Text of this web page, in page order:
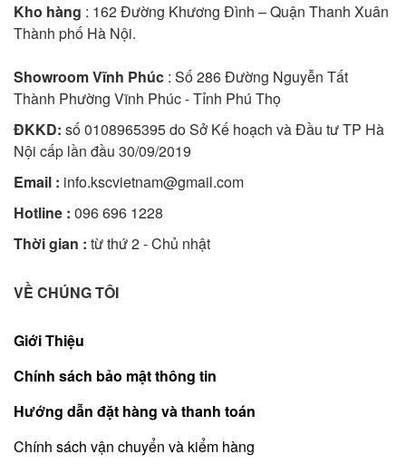
Kho hàng : 162 Đường Khương Đình – Quận Thanh Xuân
Thành phố Hà Nội.
Showroom Vĩnh Phúc : Số 286 Đường Nguyễn Tất
Thành Phường Vĩnh Phúc - Tỉnh Phú Thọ
ĐKKD: số 0108965395 do Sở Kế hoạch và Đầu tư TP Hà
Nội cấp lần đầu 30/09/2019
Email : info.kscvietnam@gmail.com
Hotline : 096 696 1228
Thời gian : từ thứ 2 - Chủ nhật
VỀ CHÚNG TÔI
Giới Thiệu
Chính sách bảo mật thông tin
Hướng dẫn đặt hàng và thanh toán
Chính sách vận chuyển và kiểm hàng